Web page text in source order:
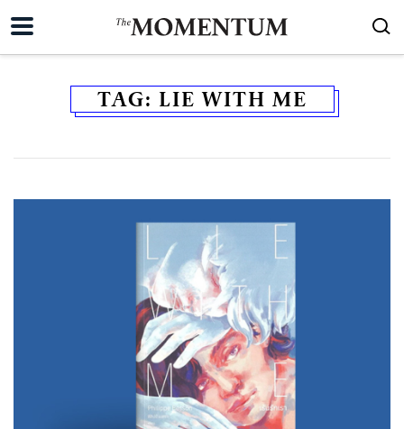
TAG: LIE WITH ME